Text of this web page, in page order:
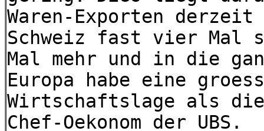
Waren-Exporten
Schweiz fast vier Mal
Mal mehr und in die
Europa habe eine
Wirtschaftslage als
Chef-Oekonom der UBS.